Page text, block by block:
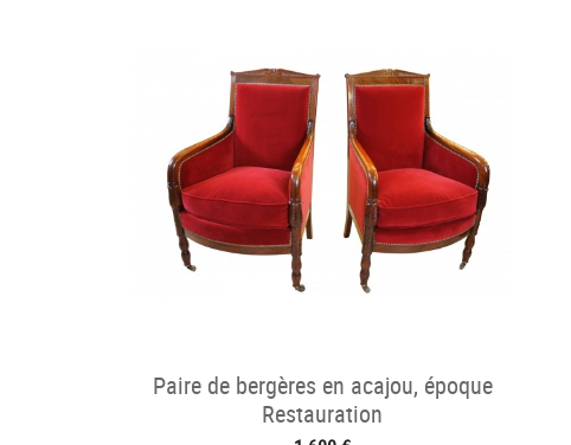
Paire de bergères en acajou, époque
Restauration